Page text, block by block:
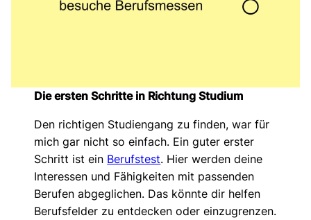
Die ersten Schritte in Richtung Studium
Den richtigen Studiengang zu finden, war für
mich gar nicht so einfach. Ein guter erster
Schritt ist ein Berufstest. Hier werden deine
Interessen und Fähigkeiten mit passenden
Berufen abgeglichen. Das könnte dir helfen
Berufsfelder zu entdecken oder einzugrenzen.